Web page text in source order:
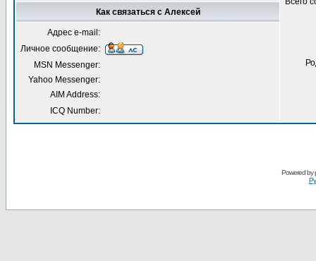
Как связаться с Алексей
Адрес e-mail:
Личное сообщение:
MSN Messenger:
Yahoo Messenger:
AIM Address:
ICQ Number:
Powered by